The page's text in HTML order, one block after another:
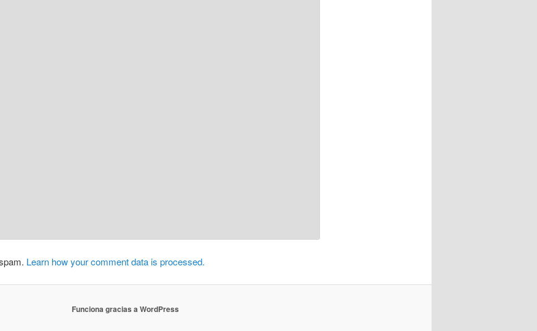
Learn how your comment data is processed.
Funciona gracias a WordPress